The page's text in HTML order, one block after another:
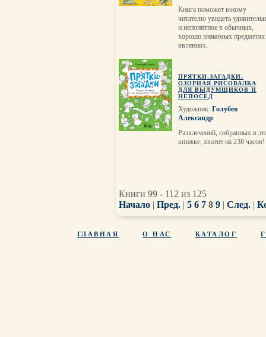
Книга поможет юному
читателю увидеть
и непонятное в обычных,
хорошо знакомых предметах
явлениях.
ПРЯТКИ-ЗАГАДКИ.
ОЗОРНАЯ РИСОВАЛКА
ДЛЯ ВЫДУМЩИКОВ И
НЕПОСЕД
Художник: Голубев
Александр
Развлечений, собранных в
книжке, хватит на 238 часов!
Книги 99 - 112 из 125
Начало | Пред. | 5 6 7 8 9 | След. |
ГЛАВНАЯ О НАС КАТАЛОГ